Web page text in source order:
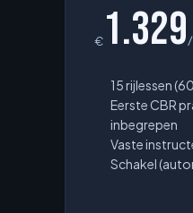
€ 1.329
15 rijlessen
Eerste CBR
inbegrepen
Vaste
Schakel